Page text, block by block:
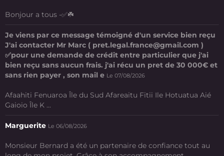
Bonjour a tous -✅☘️
Je viens par ce message témoigné d'un service bien reçu
J'ai contacter Mr Marc ( pret.legal.france@gmail.com )
✅pour une demande de crédit entre particulier que j'ai
bien reçu sans aucun frais. j'ai récu un pret de 30 000€ et
sans rien payer , son mail e Le 07/08/2026
Afaahiti Fenuaroa Île du Sud Afareaitu Fitii Ile Hotuatua Aié
Gaioio Île K ...
Marguerite Le 06/08/2026
Monsieur Bernard a été un partenaire de confiance tout au